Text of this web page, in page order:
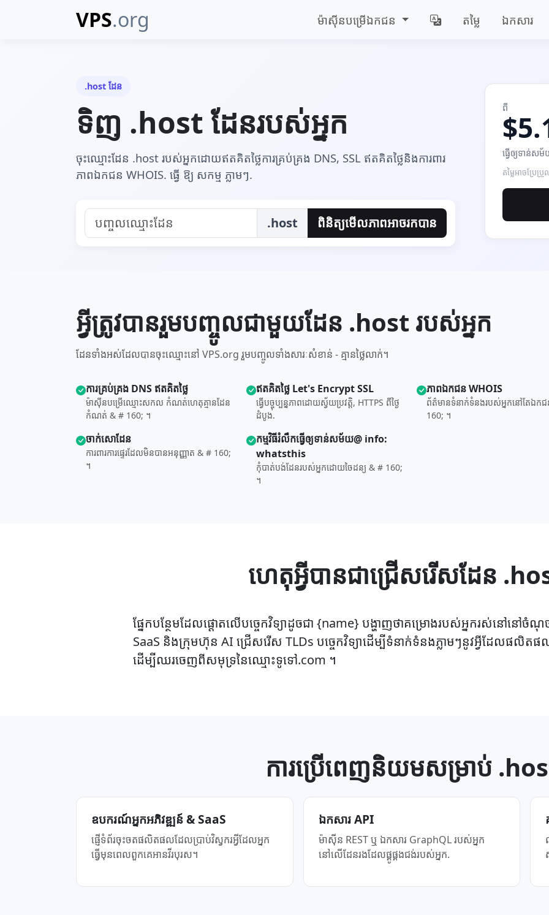
VPS.org ម៉ាស៊ីន​បម្រើ​ឯកជន តម្លៃ ឯកសារ
.host ដែន
ទិញ .host ដែនរបស់អ្នក
ចុះឈ្មោះដែន .host របស់អ្នកដោយឥតគិតថ្លៃការគ្រប់គ្រង DNS, SSL ឥតគិតថ្លៃនិងការពារ
ភាពឯកជន WHOIS. ធ្វើ ឱ្យ សកម្ម ភ្លាមៗ.
.host ពិនិត្យ​មើល​ភាព​អាច​រក​បាន
ពី
ធ្វើ​ឲ្យ​ទាន់ស
តម្លៃអាចប្រែ
អ្វីត្រូវបានរួមបញ្ចូលជាមួយដែន .host របស់អ្នក
ដែនទាំងអស់ដែលបានចុះឈ្មោះនៅ VPS.org រួមបញ្ចូលទាំងសារៈសំខាន់ - គ្មានថ្លៃលាក់។
ការ​គ្រប់គ្រង DNS ឥតគិតថ្លៃ
ម៉ាស៊ីន​បម្រើ​ឈ្មោះ​សកល កំណត់​ហេតុ​គ្មាន​ដែន​
កំណត់ & # 160; ។
ឥតគិតថ្លៃ Let's Encrypt SSL
ធ្វើបច្ចុប្បន្នភាពដោយស្វ័យប្រវត្តិ, HTTPS ពីថ្ងៃ
ដំបូង.
ភាព​ឯកជន WHOIS
ព័ត៌មាន​ទំនាក់ទំនង​របស់​អ្នក​នៅ​តែ​ឯក
160; ។
ចាក់សោ​ដែន
ការពារ​ការ​ផ្ទេរ​ដែល​មិន​បាន​អនុញ្ញាត & # 160;
។
កម្មវិធី​រំលឹក​ធ្វើ​ឲ្យ​ទាន់សម័យ@ info:
whatsthis
កុំ​បាត់បង់​ដែន​របស់​អ្នក​ដោយ​ចៃដន្យ & # 160;
។
ហេតុអ្វីបានជាជ្រើសរើសដែន
ផ្នែកបន្ថែមដែលផ្តោតលើបច្ចេកវិទ្យាដូចជា {name} បង្ហាញថាគម្រោងរបស់អ្នករស់នៅនៅចំ
SaaS និងក្រុមហ៊ុន AI ជ្រើសរើស TLDs បច្ចេកវិទ្យាដើម្បីទំនាក់ទំនងភ្លាមៗនូវអ្វីដែលផលិ
ដើម្បីឈរចេញពីសមុទ្រនៃឈ្មោះទូទៅ.com ។
ការប្រើពេញនិយមសម្រាប់
ឧបករណ៍​អ្នក​អភិវឌ្ឍន៍ & SaaS
ផ្ញើទំព័រចុះចតផលិតផលដែលប្រាប់វិស្វករអ្វីដែលអ្នក
ធ្វើមុនពេលពួកគេអានវីរបុរស។
ឯកសារ API
ម៉ាស៊ីន REST ឬ ឯកសារ GraphQL របស់អ្នក
នៅលើដែនរងដែលផ្គូផ្គងជង់របស់អ្នក.